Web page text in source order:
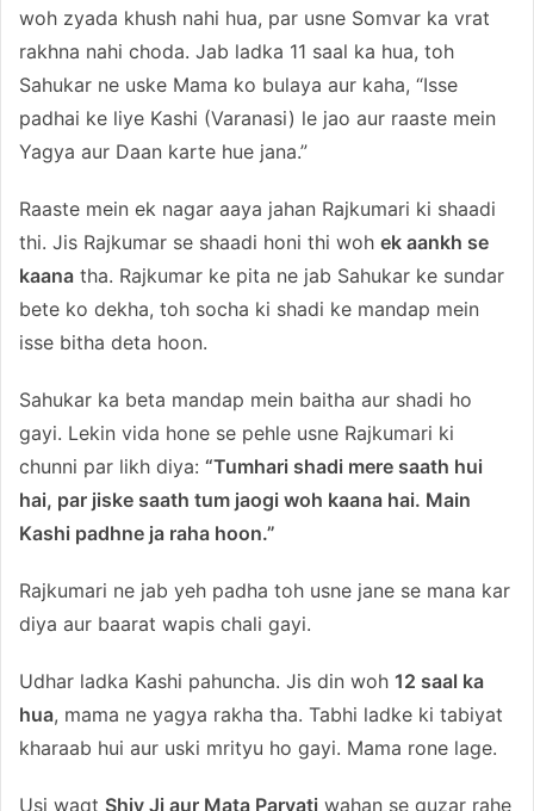
woh zyada khush nahi hua, par usne Somvar ka vrat
rakhna nahi choda. Jab ladka 11 saal ka hua, toh
Sahukar ne uske Mama ko bulaya aur kaha, “Isse
padhai ke liye Kashi (Varanasi) le jao aur raaste mein
Yagya aur Daan karte hue jana.”
Raaste mein ek nagar aaya jahan Rajkumari ki shaadi
thi. Jis Rajkumar se shaadi honi thi woh ek aankh se
kaana tha. Rajkumar ke pita ne jab Sahukar ke sundar
bete ko dekha, toh socha ki shadi ke mandap mein
isse bitha deta hoon.
Sahukar ka beta mandap mein baitha aur shadi ho
gayi. Lekin vida hone se pehle usne Rajkumari ki
chunni par likh diya: “Tumhari shadi mere saath hui
hai, par jiske saath tum jaogi woh kaana hai. Main
Kashi padhne ja raha hoon.”
Rajkumari ne jab yeh padha toh usne jane se mana kar
diya aur baarat wapis chali gayi.
Udhar ladka Kashi pahuncha. Jis din woh 12 saal ka
hua, mama ne yagya rakha tha. Tabhi ladke ki tabiyat
kharaab hui aur uski mrityu ho gayi. Mama rone lage.
Usi waqt Shiv Ji aur Mata Parvati wahan se guzar rahe